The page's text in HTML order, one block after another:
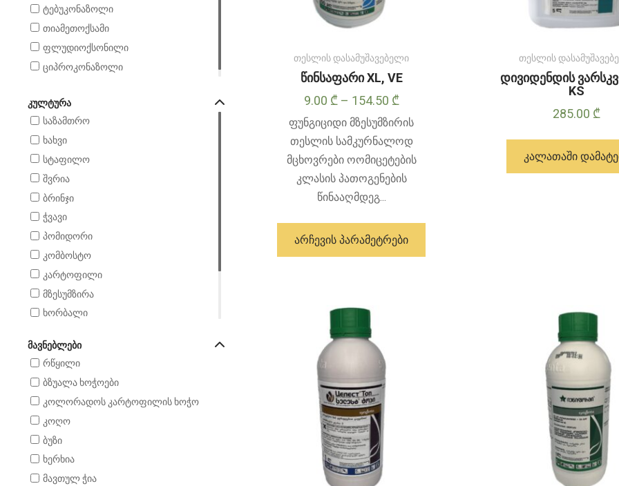
ტებუკონაზოლი
თიამეთოქსამი
ფლუდიოქსონილი
ციპროკონაზოლი
ᲙᲣᲚᲢᲣᲠᲐ
საზამთრო
ხახვი
სტაფილო
შვრია
ბრინჯი
ჭვავი
პომიდორი
კომბოსტო
კარტოფილი
მზესუმზირა
ხორბალი
ჭარხალი
ქერი
ᲛᲐᲕᲜᲔᲑᲚᲔᲑᲘ
რწყილი
ბზუალა ხოჭოები
კოლორადოს კარტოფილის ხოჭო
კოღო
ბუზი
ხერხია
მავთულ ჭია
თესლის დასამუშავებელი
წინსაფარი XL, VE
9.00 ₾ – 154.50 ₾Price
range:
9.00 ₾
through
154.50 ₾
ფუნგიციდი მზესუმზირის
თესლის სამკურნალოდ
მცხოვრები ოომიცეტების
კლასის პათოგენების
წინააღმდეგ...
ᲐᲠᲩᲔᲕᲘᲡ ᲞᲐᲠᲐᲛᲔᲢᲠᲔᲑᲘ
თესლის
დივიდენდის
KS
285.00 ₾
ᲙᲐᲚᲐᲗᲐᲨᲘ